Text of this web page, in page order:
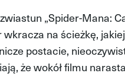
„Spider-Mana:
wkracza na ścieżkę,
postacie,
że wokół filmu